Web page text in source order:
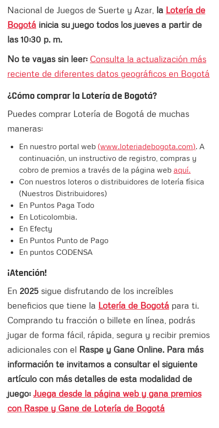
Nacional de Juegos de Suerte y Azar, la Lotería de
Bogotá inicia su juego todos los jueves a partir de
las 10:30 p. m.
No te vayas sin leer: Consulta la actualización más
reciente de diferentes datos geográficos en Bogotá
¿Cómo comprar la Lotería de Bogotá?
Puedes comprar Lotería de Bogotá de muchas
maneras:
En nuestro portal web (www.loteriadebogota.com). A
continuación, un instructivo de registro, compras y
cobro de premios a través de la página web aquí.
Con nuestros loteros o distribuidores de lotería física
(Nuestros Distribuidores)
En Puntos Paga Todo
En Loticolombia.
En Efecty
En Puntos Punto de Pago
En puntos CODENSA
¡Atención!
En 2025 sigue disfrutando de los increíbles
beneficios que tiene la Lotería de Bogotá para ti.
Comprando tu fracción o billete en línea, podrás
jugar de forma fácil, rápida, segura y recibir premios
adicionales con el Raspe y Gane Online. Para más
información te invitamos a consultar el siguiente
artículo con más detalles de esta modalidad de
juego: Juega desde la página web y gana premios
con Raspe y Gane de Lotería de Bogotá